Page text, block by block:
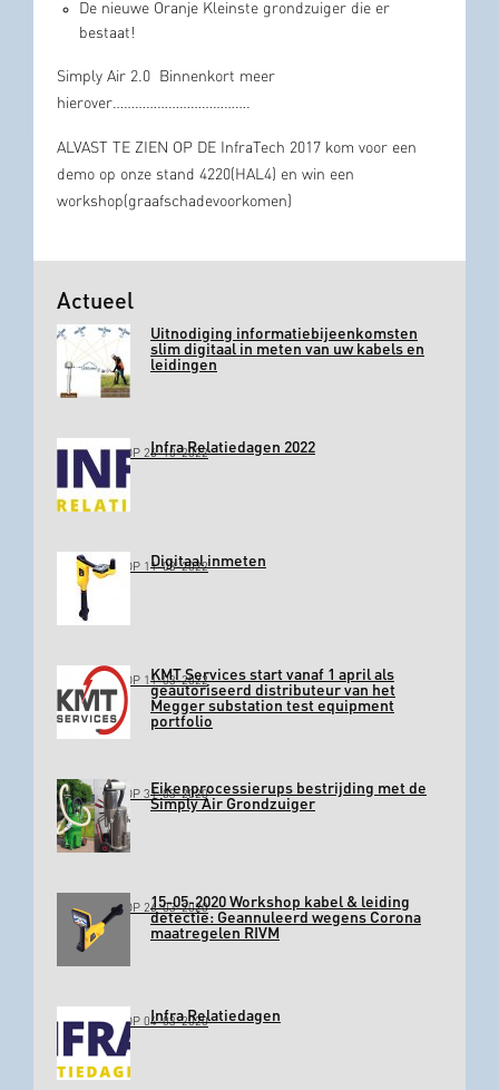
De nieuwe Oranje Kleinste grondzuiger die er
bestaat!
Simply Air 2.0 Binnenkort meer
hierover……………………………….
ALVAST TE ZIEN OP DE InfraTech 2017 kom voor een
demo op onze stand 4220(HAL4) en win een
workshop(graafschadevoorkomen)
Actueel
Uitnodiging informatiebijeenkomsten
slim digitaal in meten van uw kabels en
leidingen
GEPLAATST OP 26-10-2022Infra Relatiedagen 2022
GEPLAATST OP 11-03-2022Digitaal inmeten
GEPLAATST OP 11-03-2022KMT Services start vanaf 1 april als
geautoriseerd distributeur van het
Megger substation test equipment
portfolio
GEPLAATST OP 31-03-2020Eikenprocessierups bestrijding met de
Simply Air Grondzuiger
GEPLAATST OP 26-03-202015-05-2020 Workshop kabel & leiding
detectie: Geannuleerd wegens Corona
maatregelen RIVM
GEPLAATST OP 04-03-2020Infra Relatiedagen